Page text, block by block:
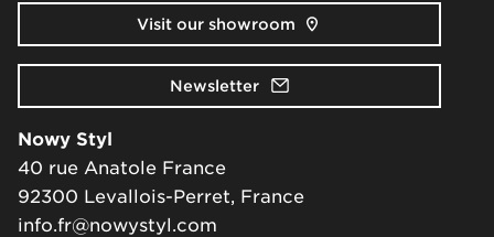
Visit our showroom
Newsletter
Nowy Styl
40 rue Anatole France
92300 Levallois-Perret, France
info.fr@nowystyl.com